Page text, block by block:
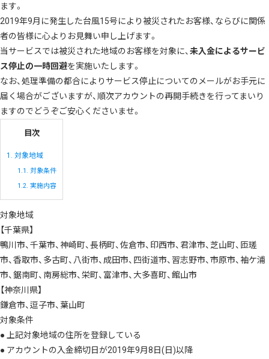
ます。
2019年9月に発生した台風15号により被災されたお客様、ならびに関係
者の皆様に心よりお見舞い申し上げます。
当サービスでは被災された地域のお客様を対象に、 未入金によるサービ
ス停止の一時回避を実施いたします。
なお、処理準備の都合によりサービス停止についてのメールがお手元に
届く場合がございますが、順次アカウントの再開手続きを行ってまいり
ますのでどうぞご安心くださいませ。
目次
1. 対象地域
1.1. 対象条件
1.2. 実施内容
対象地域
【千葉県】
鴨川市、千葉市、神崎町、長柄町、佐倉市、印西市、君津市、芝山町、匝瑳
市、香取市、多古町、八街市、成田市、四街道市、習志野市、市原市、袖ケ浦
市、鋸南町、南房総市、栄町、富津市、大多喜町、館山市
【神奈川県】
鎌倉市、逗子市、葉山町
対象条件
● 上記対象地域の住所を登録している
● アカウントの入金締切日が2019年9月8日(日)以降